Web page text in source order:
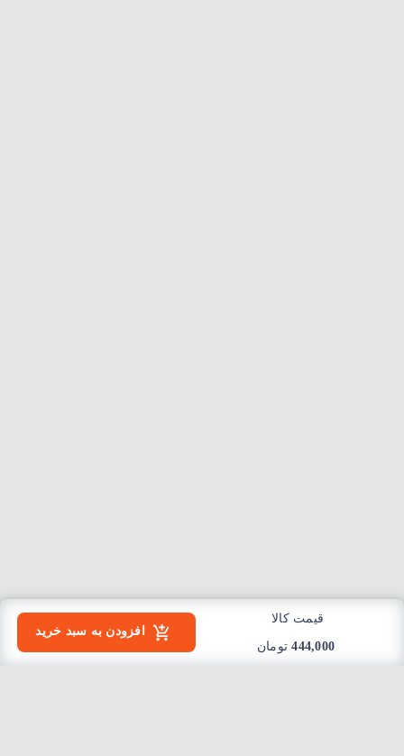
قیمت کالا
تومان
افزودن به سبد خرید